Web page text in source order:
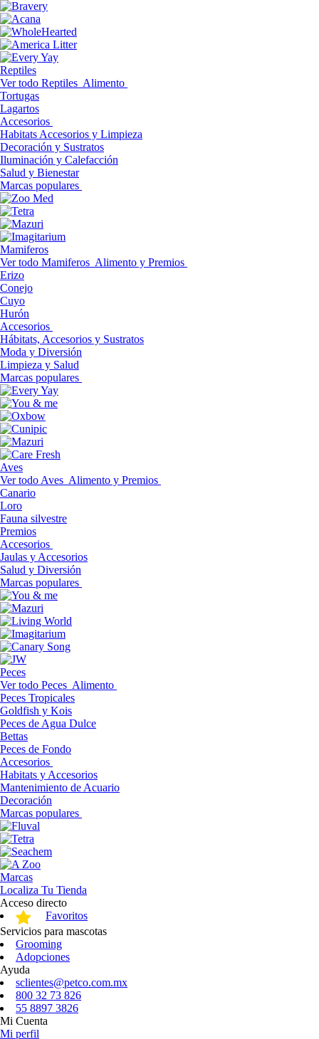
Reptiles
Ver todo Reptiles Alimento
Tortugas
Lagartos
Accesorios
Habitats Accesorios y Limpieza
Decoración y Sustratos
Iluminación y Calefacción
Salud y Bienestar
Marcas populares
Mamiferos
Ver todo Mamiferos Alimento y Premios
Erizo
Conejo
Cuyo
Hurón
Accesorios
Hábitats, Accesorios y Sustratos
Moda y Diversión
Limpieza y Salud
Marcas populares
Aves
Ver todo Aves Alimento y Premios
Canario
Loro
Fauna silvestre
Premios
Accesorios
Jaulas y Accesorios
Salud y Diversión
Marcas populares
Peces
Ver todo Peces Alimento
Peces Tropicales
Goldfish y Kois
Peces de Agua Dulce
Bettas
Peces de Fondo
Accesorios
Habitats y Accesorios
Mantenimiento de Acuario
Decoración
Marcas populares
Marcas
Localiza Tu Tienda
Acceso directo
Favoritos
Servicios para mascotas
Grooming
Adopciones
Ayuda
sclientes@petco.com.mx
800 32 73 826
55 8897 3826
Mi Cuenta
Mi perfil